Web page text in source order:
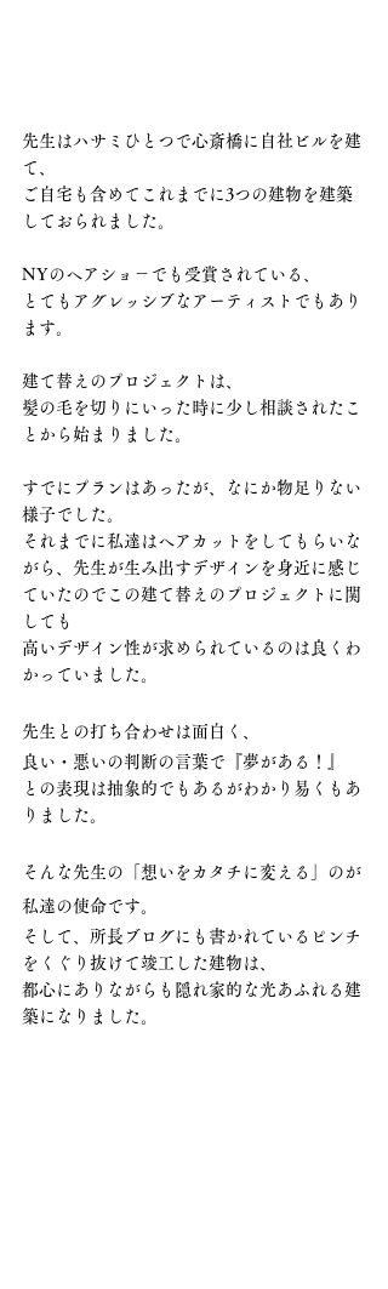
先生はハサミひとつで心斎橋に自社ビルを建
て、
ご自宅も含めてこれまでに3つの建物を建築
しておられました。
NYのヘアショ－でも受賞されている、
とてもアグレッシブなアーティストでもあり
ます。
建て替えのプロジェクトは、
髪の毛を切りにいった時に少し相談されたこ
とから始まりました。
すでにプランはあったが、なにか物足りない
様子でした。
それまでに私達はヘアカットをしてもらいな
がら、先生が生み出すデザインを身近に感じ
ていたのでこの建て替えのプロジェクトに関
しても
高いデザイン性が求められているのは良くわ
かっていました。
先生との打ち合わせは面白く、
良い・悪いの判断の言葉で『夢がある！』
との表現は抽象的でもあるがわかり易くもあ
りました。
そんな先生の「想いをカタチに変える」のが
私達の使命です。
そして、所長ブログにも書かれているピンチ
をくぐり抜けて竣工した建物は、
都心にありながらも隠れ家的な光あふれる建
築になりました。